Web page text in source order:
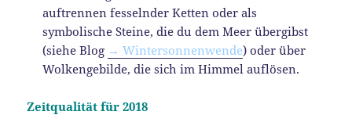
auftrennen fesselnder Ketten oder als
symbolische Steine, die du dem Meer übergibst
(siehe Blog → Wintersonnenwende) oder über
Wolkengebilde, die sich im Himmel auflösen.
Zeitqualität für 2018